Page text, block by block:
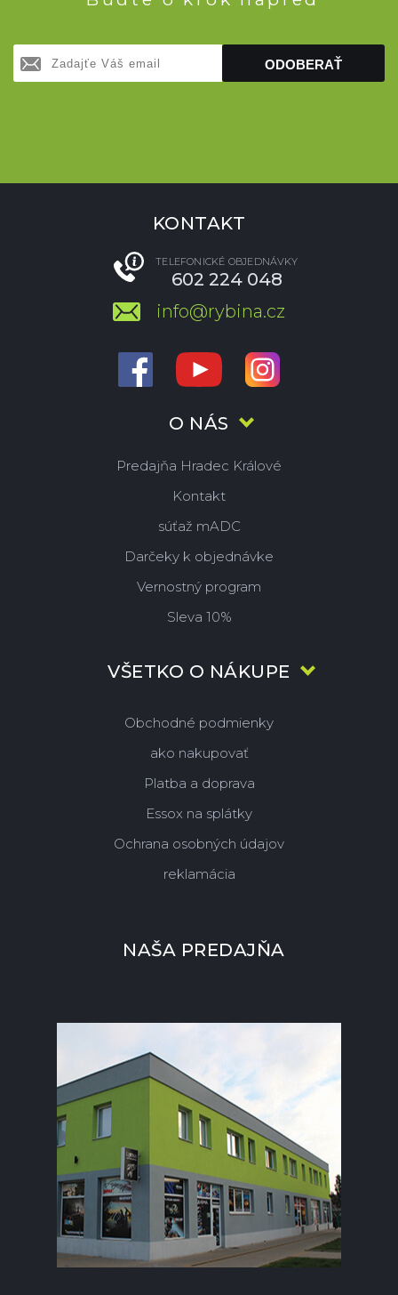
ODOBERAŤ
O NÁS
Predajňa Hradec Králové
Kontakt
súťaž mADC
Darčeky k objednávke
Vernostný program
Sleva 10%
VŠETKO O NÁKUPE
Obchodné podmienky
ako nakupovať
Platba a doprava
Essox na splátky
Ochrana osobných údajov
reklamácia
KONTAKT
TELEFONICKÉ OBJEDNÁVKY
602 224 048
info@rybina.cz
NAŠA PREDAJŇA